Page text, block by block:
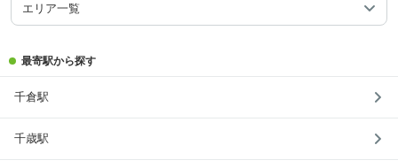
エリア一覧
最寄駅から探す
千倉駅
千歳駅